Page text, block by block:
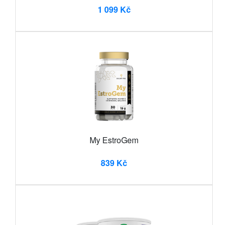
1 099 Kč
My EstroGem
839 Kč